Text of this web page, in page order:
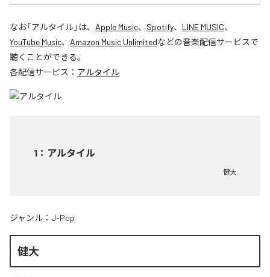
なお「アルタイル」は、 Apple Music、 Spotify、 LINE MUSIC、
YouTube Music、 Amazon Music Unlimitedなどの音楽配信サービスで
聴くことができる。
各配信サービス： アルタイル
1 ： アルタイル
健大
ジャンル： J-Pop
健大